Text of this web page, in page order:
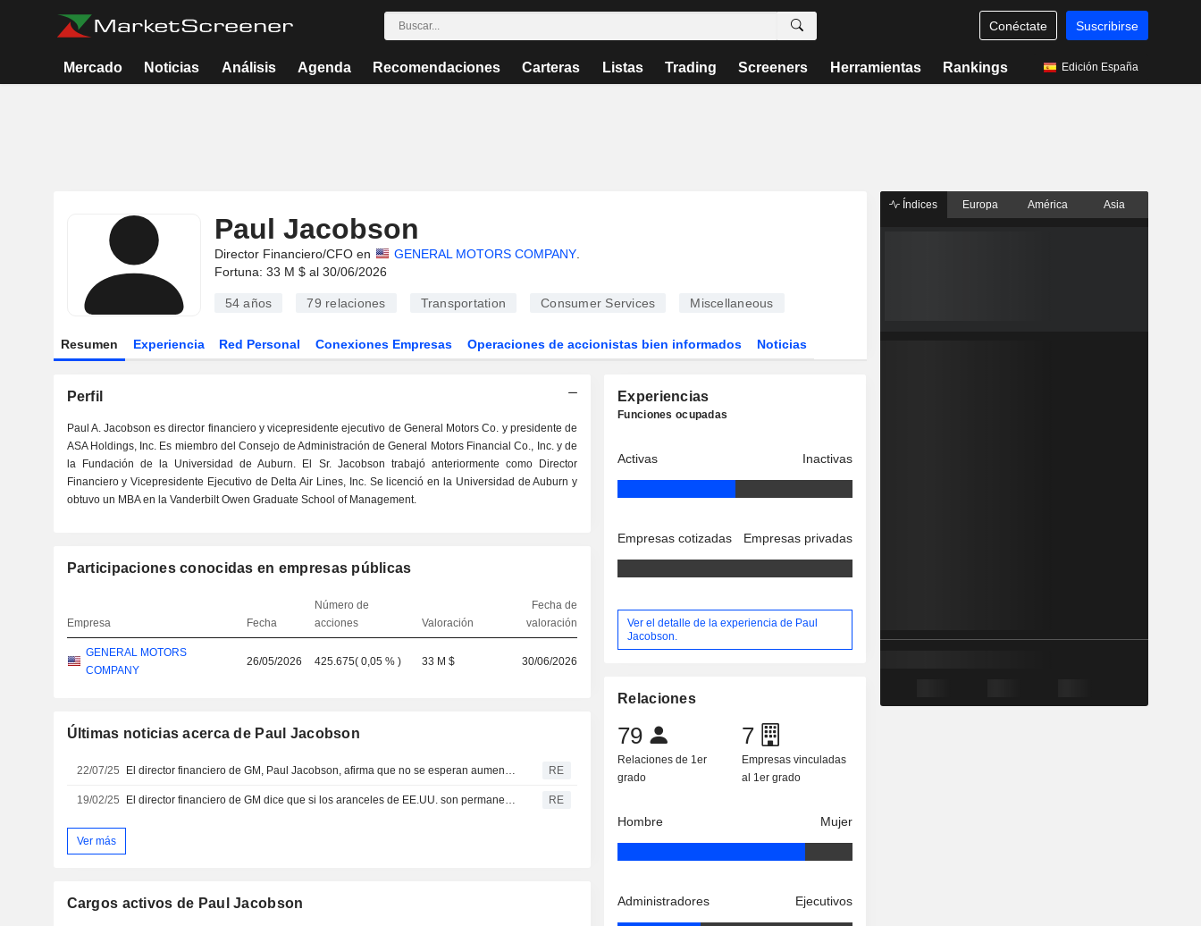
Conéctate Suscribirse
Mercado Noticias Análisis Agenda Recomendaciones Carteras Listas Trading Screeners Herramientas Rankings Edición España
Paul Jacobson
Director Financiero/CFO en GENERAL MOTORS COMPANY.
Fortuna: 33 M $ al 30/06/2026
54 años 79 relaciones Transportation Consumer Services Miscellaneous
Resumen Experiencia Red Personal Conexiones Empresas Operaciones de accionistas bien informados Noticias
Perfil
Paul A. Jacobson es director financiero y vicepresidente ejecutivo de General Motors Co. y presidente de
ASA Holdings, Inc. Es miembro del Consejo de Administración de General Motors Financial Co., Inc. y de
la Fundación de la Universidad de Auburn. El Sr. Jacobson trabajó anteriormente como Director
Financiero y Vicepresidente Ejecutivo de Delta Air Lines, Inc. Se licenció en la Universidad de Auburn y
obtuvo un MBA en la Vanderbilt Owen Graduate School of Management.
Participaciones conocidas en empresas públicas
Empresa Fecha
Número de
acciones
Valoración
Fecha de
valoración
GENERAL MOTORS
COMPANY
26/05/2026 425.675(0,05 % ) 33 M $ 30/06/2026
Últimas noticias acerca de Paul Jacobson
22/07/25 El director financiero de GM, Paul Jacobson, afirma que no se esperan aumentos de precios específicos relacionados con los aranceles RE
19/02/25 El director financiero de GM dice que si los aranceles de EE.UU. son permanentes, la empresa debe considerar la ubicación de las plantas RE
Ver más
Cargos activos de Paul Jacobson
Experiencias
Funciones ocupadas
Activas Inactivas
Empresas cotizadas Empresas privadas
Ver el detalle de la experiencia de Paul
Jacobson.
Relaciones
79
Relaciones de 1er
grado
7
Empresas vinculadas
al 1er grado
Hombre Mujer
Administradores Ejecutivos
Índices Europa América Asia